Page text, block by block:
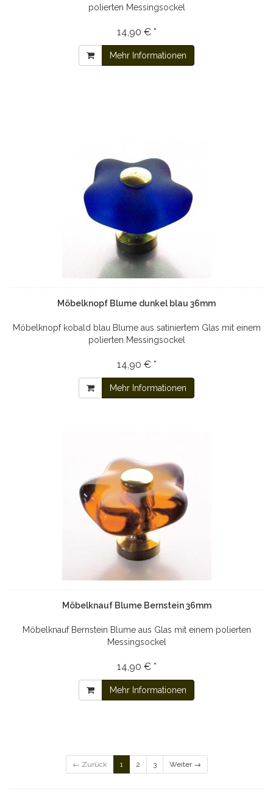
polierten Messingsockel
14,90 € *
Mehr Informationen
Möbelknopf Blume dunkel blau 36mm
Möbelknopf kobald blau Blume aus satiniertem Glas mit einem
polierten Messingsockel
14,90 € *
Mehr Informationen
Möbelknauf Blume Bernstein 36mm
Möbelknauf Bernstein Blume aus Glas mit einem polierten
Messingsockel
14,90 € *
Mehr Informationen
← Zurück 1 2 3 Weiter →